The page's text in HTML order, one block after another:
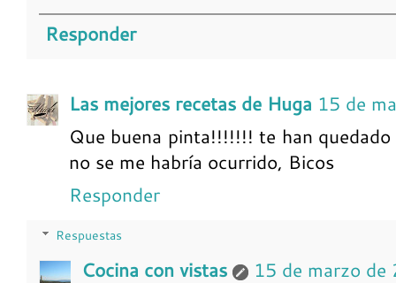
Responder
Las mejores recetas de Huga 15 de
Que buena pinta!!!!!!! te han
no se me habría ocurrido, Bicos
Responder
Respuestas
Cocina con vistas
15 de marzo